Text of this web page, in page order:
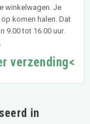
winkelwagen. Je
komen halen. Dat
9.00 tot 16.00 uur.
verzending<
in